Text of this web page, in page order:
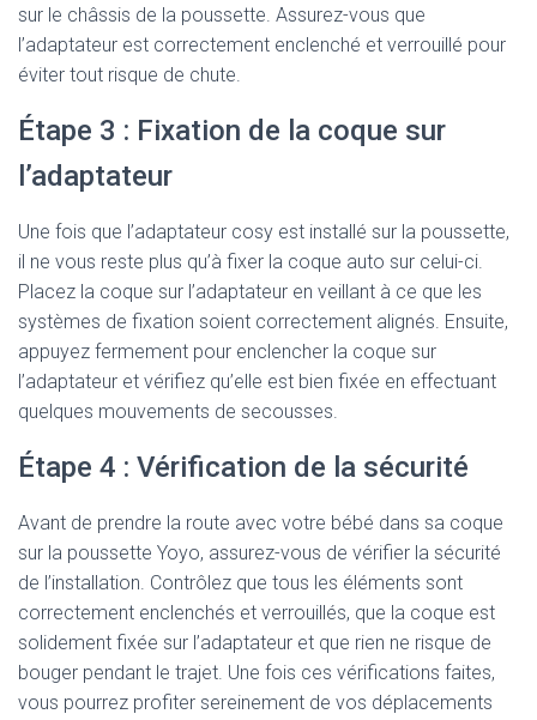
sur le châssis de la poussette. Assurez-vous que
l’adaptateur est correctement enclenché et verrouillé pour
éviter tout risque de chute.
Étape 3 : Fixation de la coque sur
l’adaptateur
Une fois que l’adaptateur cosy est installé sur la poussette,
il ne vous reste plus qu’à fixer la coque auto sur celui-ci.
Placez la coque sur l’adaptateur en veillant à ce que les
systèmes de fixation soient correctement alignés. Ensuite,
appuyez fermement pour enclencher la coque sur
l’adaptateur et vérifiez qu’elle est bien fixée en effectuant
quelques mouvements de secousses.
Étape 4 : Vérification de la sécurité
Avant de prendre la route avec votre bébé dans sa coque
sur la poussette Yoyo, assurez-vous de vérifier la sécurité
de l’installation. Contrôlez que tous les éléments sont
correctement enclenchés et verrouillés, que la coque est
solidement fixée sur l’adaptateur et que rien ne risque de
bouger pendant le trajet. Une fois ces vérifications faites,
vous pourrez profiter sereinement de vos déplacements